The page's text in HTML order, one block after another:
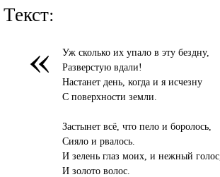
Текст:
«
Уж сколько их упало в эту бездну,
Разверстую вдали!
Настанет день, когда и я исчезну
С поверхности земли.
Застынет всё, что пело и боролось,
Сияло и рвалось.
И зелень глаз моих, и нежный голос,
И золото волос.